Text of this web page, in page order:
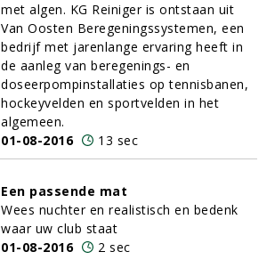
met algen. KG Reiniger is ontstaan uit
Van Oosten Beregeningssystemen, een
bedrijf met jarenlange ervaring heeft in
de aanleg van beregenings- en
doseerpompinstallaties op tennisbanen,
hockeyvelden en sportvelden in het
algemeen.
01-08-2016
13 sec
Een passende mat
Wees nuchter en realistisch en bedenk
waar uw club staat
01-08-2016
2 sec